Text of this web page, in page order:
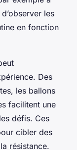
les
en fonction
Des
les ballons
facilitent une
défis. Ces
cibler des
résistance.